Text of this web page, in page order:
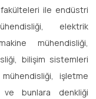
ile endüstri
elektrik
mühendisliği,
bilişim sistemleri
işletme
ve bunlara denkliği